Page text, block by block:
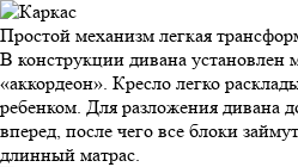
Простой механизм легкая
В конструкции дивана установлен
«аккордеон». Кресло легко
ребенком. Для разложения дивана
вперед, после чего все блоки
длинный матрас.